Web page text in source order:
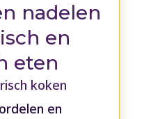
nadelen
en
eten
koken
en